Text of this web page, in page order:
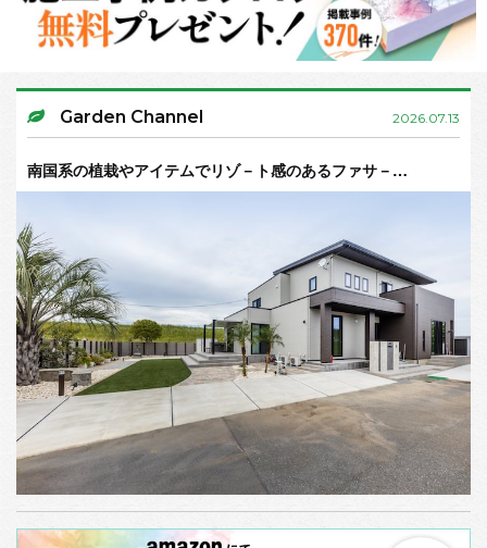
Garden Channel 2026.07.13
南国系の植栽やアイテムでリゾ－ト感のあるファサ－…